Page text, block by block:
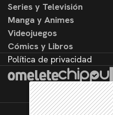
Noticias
Reseñas
Series y Televisión
Noticias
Reseñas
Manga y Animes
Noticias
Reseñas
Videojuegos
Noticias
Reseñas
Cómics y Libros
Noticias
Reseñas
Política de privacidad